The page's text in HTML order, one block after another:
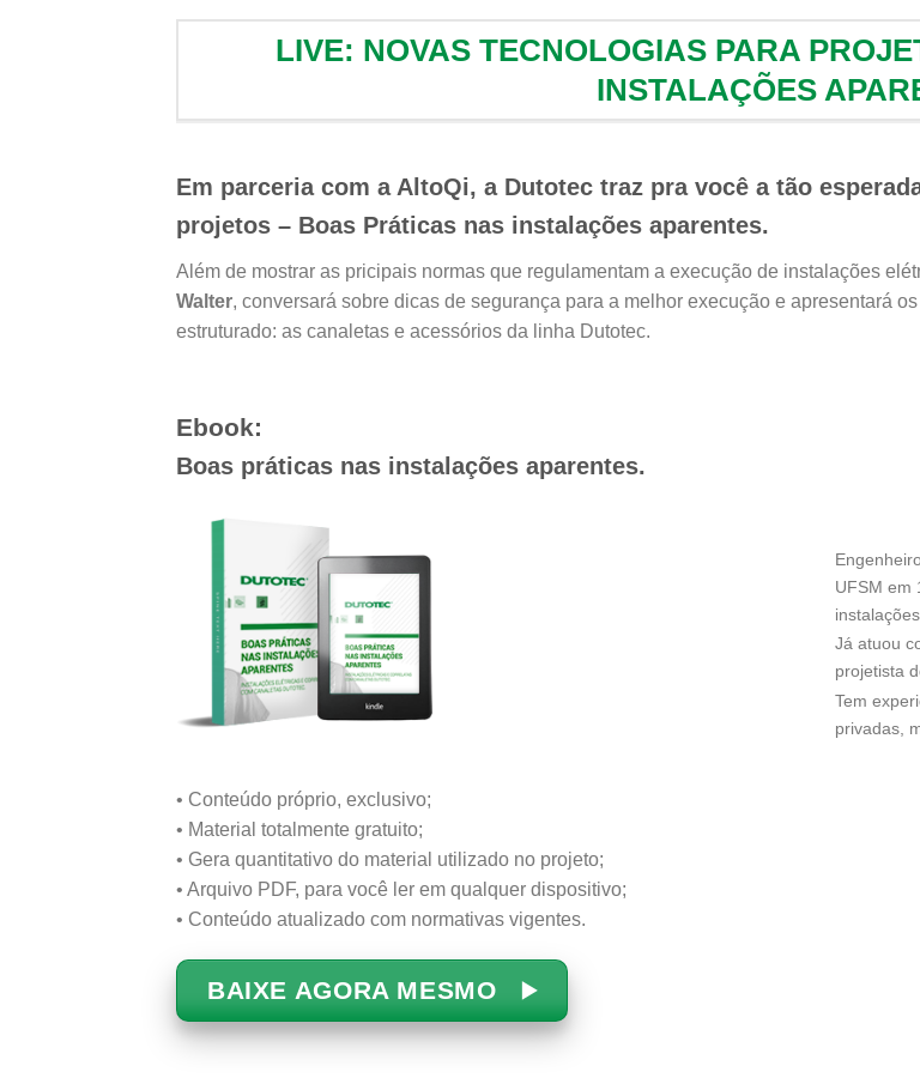
LIVE: NOVAS TECNOLOGIAS PARA
INSTALAÇÕES
Em parceria com a AltoQi, a Dutotec traz pra você a tão
projetos – Boas Práticas nas instalações aparentes.
Além de mostrar as pricipais normas que regulamentam a execução de instalações
Walter, conversará sobre dicas de segurança para a melhor execução e apresentará
estruturado: as canaletas e acessórios da linha Dutotec.
Ebook:
Boas práticas nas instalações aparentes.
• Conteúdo próprio, exclusivo;
• Material totalmente gratuito;
• Gera quantitativo do material utilizado no projeto;
• Arquivo PDF, para você ler em qualquer dispositivo;
• Conteúdo atualizado com normativas vigentes.
BAIXE AGORA MESMO
UFSM em
Já atuou
projetista
Tem
privadas,